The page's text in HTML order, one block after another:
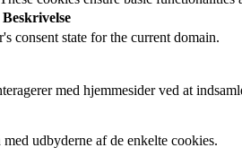
Beskrivelse
consent state for the current domain.
med hjemmesider ved at
udbyderne af de enkelte cookies.